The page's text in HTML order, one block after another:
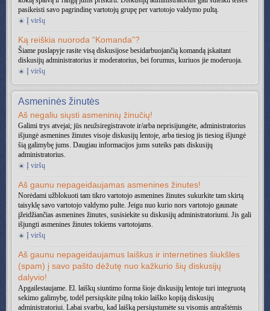
pasikeisti savo pagrindinę vartotojų grupę per vartotojo valdymo pultą.
Į viršų
Ką reiškia nuoroda “Komanda”?
Šiame puslapyje rasite visą diskusijose besidarbuojančią komandą įskaitant
diskusijų administratorius ir moderatorius, bei forumus, kuriuos jie moderuoja.
Į viršų
Asmeninės žinutės
Aš negaliu siųsti asmeninių žinučių!
Galimi trys atvejai; jūs neužsiregistravote ir/arba neprisijungėte, administratorius
išjungė asmenines žinutes visoje diskusijų lentoje, arba tiesiog jis tiesiog išjungė
šią galimybę jums. Daugiau informacijos jums suteiks pats diskusijų
administratorius.
Į viršų
Aš gaunu nepageidaujamas asmenines žinutes!
Norėdami užblokuoti tam tikro vartotojo asmenines žinutes sukurkite tam skirtą
taisyklę savo vartotojo valdymo pulte. Jeigu nuo kurio nors vartotojo gaunate
įžeidžiančias asmenines žinutes, susisiekite su diskusijų administratoriumi. Jis gali
išjungti asmenines žinutes tokiems vartotojams.
Į viršų
Aš gaunu nepageidaujamus laiškus ir internetines šiukšles
(spam) į savo pašto dėžutę nuo kažkurio šių diskusijų
dalyvio!
Apgailestaujame. El. laiškų siuntimo forma šioje diskusijų lentoje turi integruotą
sekimo galimybę, todėl persiųskite pilną tokio laiško kopiją diskusijų
administratoriui. Labai svarbu, kad laišką persiųstumėte su visomis antraštėmis